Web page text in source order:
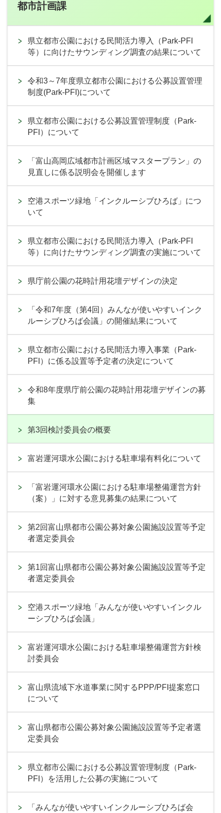
都市計画課
県立都市公園における民間活力導入（Park-PFI
等）に向けたサウンディング調査の結果について
令和3～7年度県立都市公園における公募設置管理
制度(Park-PFI)について
県立都市公園における公募設置管理制度（Park-
PFI）について
「富山高岡広域都市計画区域マスタープラン」の
見直しに係る説明会を開催します
空港スポーツ緑地「インクルーシブひろば」につ
いて
県立都市公園における民間活力導入（Park-PFI
等）に向けたサウンディング調査の実施について
県庁前公園の花時計用花壇デザインの決定
「令和7年度（第4回）みんなが使いやすいインク
ルーシブひろば会議」の開催結果について
県立都市公園における民間活力導入事業（Park-
PFI）に係る設置等予定者の決定について
令和8年度県庁前公園の花時計用花壇デザインの募
集
第3回検討委員会の概要
富岩運河環水公園における駐車場有料化について
「富岩運河環水公園における駐車場整備運営方針
（案）」に対する意見募集の結果について
第2回富山県都市公園公募対象公園施設設置等予定
者選定委員会
第1回富山県都市公園公募対象公園施設設置等予定
者選定委員会
空港スポーツ緑地「みんなが使いやすいインクル
ーシブひろば会議」
富岩運河環水公園における駐車場整備運営方針検
討委員会
富山県流域下水道事業に関するPPP/PFI提案窓口
について
富山県都市公園公募対象公園施設設置等予定者選
定委員会
県立都市公園における公募設置管理制度（Park-
PFI）を活用した公募の実施について
「みんなが使いやすいインクルーシブひろば会